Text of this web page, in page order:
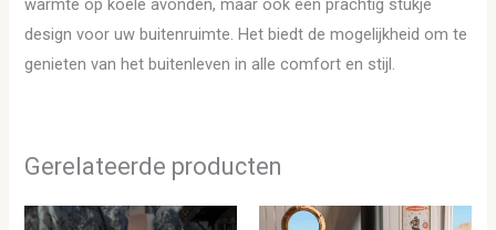
warmte op koele avonden, maar ook een prachtig stukje
design voor uw buitenruimte. Het biedt de mogelijkheid om te
genieten van het buitenleven in alle comfort en stijl.
Gerelateerde producten